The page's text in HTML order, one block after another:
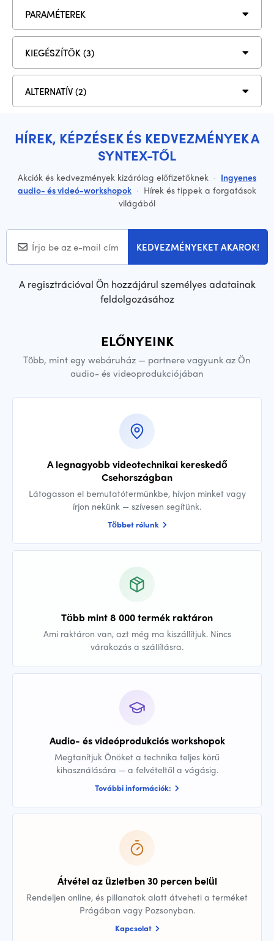
PARAMÉTEREK
KIEGÉSZÍTŐK (3)
ALTERNATÍV (2)
HÍREK, KÉPZÉSEK ÉS KEDVEZMÉNYEK A
SYNTEX-TŐL
Akciók és kedvezmények kizárólag előfizetőknek · Ingyenes
audio- és videó-workshopok · Hírek és tippek a forgatások
világából
KEDVEZMÉNYEKET AKAROK!
A regisztrációval Ön hozzájárul személyes adatainak
feldolgozásához
ELŐNYEINK
Több, mint egy webáruház — partnere vagyunk az Ön
audio- és videoprodukciójában
A legnagyobb videotechnikai kereskedő
Csehországban
Látogasson el bemutatótermünkbe, hívjon minket vagy
írjon nekünk — szívesen segítünk.
Többet rólunk
Több mint 8 000 termék raktáron
Ami raktáron van, azt még ma kiszállítjuk. Nincs
várakozás a szállításra.
Audio- és videóprodukciós workshopok
Megtanítjuk Önöket a technika teljes körű
kihasználására — a felvételtől a vágásig.
További információk:
Átvétel az üzletben 30 percen belül
Rendeljen online, és pillanatok alatt átveheti a terméket
Prágában vagy Pozsonyban.
Kapcsolat